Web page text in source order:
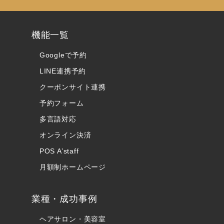
機能一覧
Googleで予約
LINE連携予約
クーポンサイト連携
予約フォーム
多言語対応
オンライン決済
POS A’staff
月額制ホームページ
業種・成功事例
ヘアサロン・美容室